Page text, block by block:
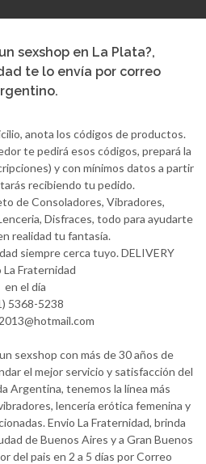
sexshop en La Plata?,
te lo envía por correo
anota los códigos de productos.
te pedirá esos códigos, prepará la
y con mínimos datos a partir
recibiendo tu pedido.
de Consoladores, Vibradores,
Disfraces, todo para ayudarte
realidad tu fantasía.
siempre cerca tuyo. DELIVERY
La Fraternidad
en el día
5368-5238
sexshop con más de 30 años de
el mejor servicio y satisfacción del
Argentina, tenemos la línea más
lencería erótica femenina y
Envio La Fraternidad, brinda
de Buenos Aires y a Gran Buenos
del pais en 2 a 5 días por Correo